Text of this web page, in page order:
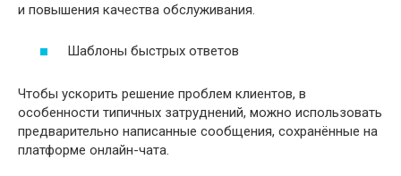
и повышения качества обслуживания.
Шаблоны быстрых ответов
Чтобы ускорить решение проблем клиентов, в
особенности типичных затруднений, можно использовать
предварительно написанные сообщения, сохранённые на
платформе онлайн-чата.